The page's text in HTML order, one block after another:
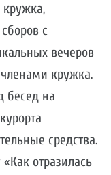
кружка,
с
вечеров
членами кружка.
бесед на
средства.
отразилась